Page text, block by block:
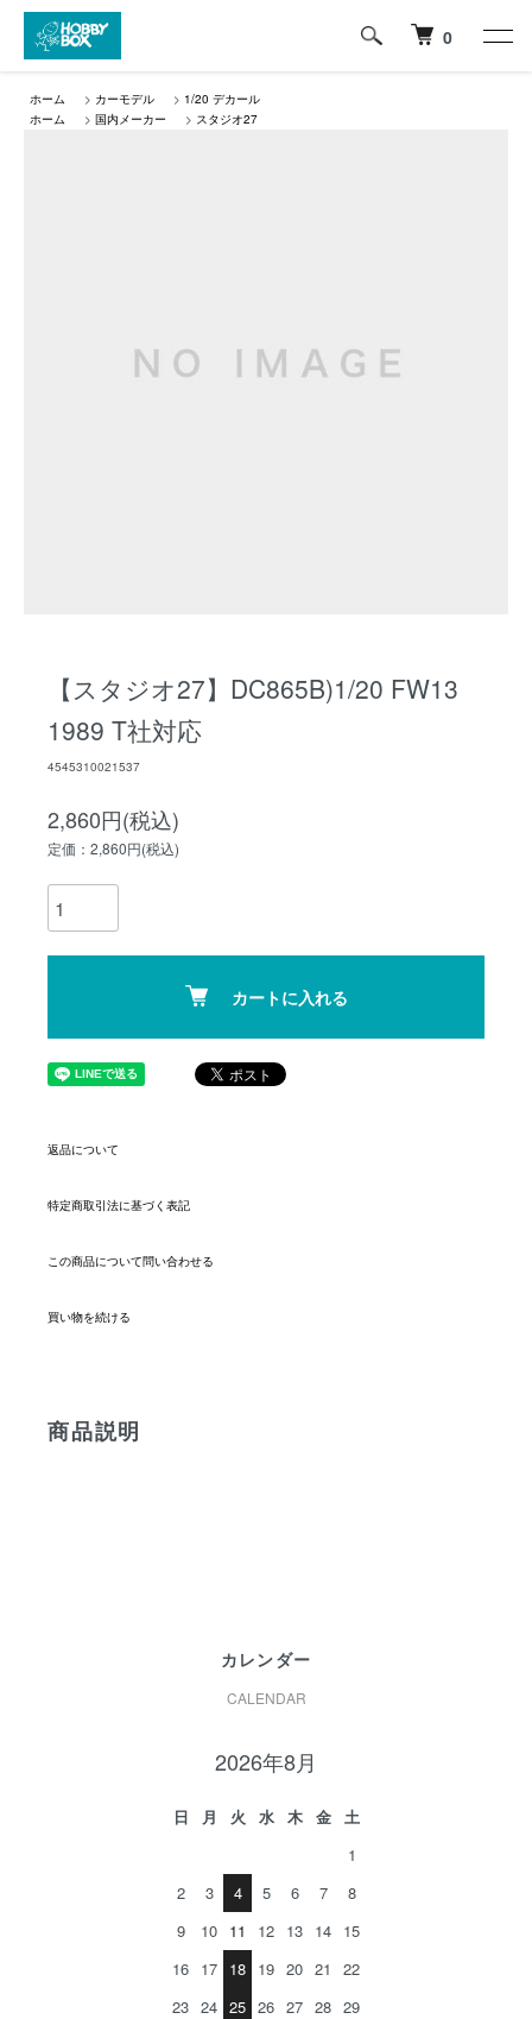
0
ホーム > カーモデル > 1/20 デカール
ホーム
> 国内メーカー > スタジオ27
【スタジオ27】DC865B)1/20 FW13
1989 T社対応
4545310021537
2,860円(税込)
定価：2,860円(税込)
カートに入れる
返品について
特定商取引法に基づく表記
この商品について問い合わせる
買い物を続ける
商品説明
カレンダー
CALENDAR
2026年8月
日 月 火 水 木 金
土
1
2
3 4 5 6 7
8
9
10 11 12 13 14 15
16 17 18 19 20 21
22
23 24 25 26 27 28 29